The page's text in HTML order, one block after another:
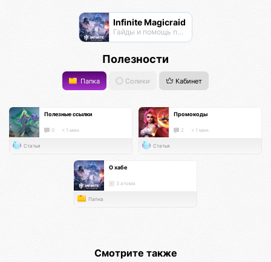
Infinite Magicraid
Гайды и помощь по игре
Полезности
Папка Солики Кабинет
Полезные ссылки
0 < 1 мин.
Статья
Промокоды
2 < 1 мин.
Статья
О хабе
3 атома
Папка
Смотрите также